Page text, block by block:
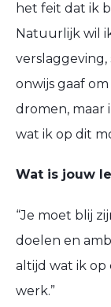
het feit dat ik
Natuurlijk wil
verslaggeving
onwijs gaaf
dromen, maar
wat ik op dit
Wat is jouw
“Je moet b lij
doelen en
altijd wat ik op
werk.”